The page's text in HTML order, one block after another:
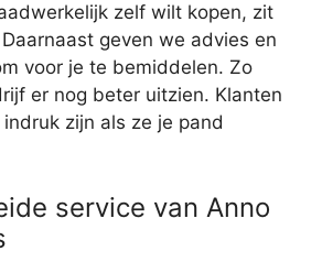
zelf wilt kopen, zit
geven we advies en
voor je te bemiddelen. Zo
er nog beter uitzien. Klanten
zijn als ze je pand
service van Anno